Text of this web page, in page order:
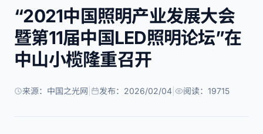
“2021中国照明产业发展大会
暨第11届中国LED照明论坛”在
中山小榄隆重召开
来源：中国之光网 发布：2026/02/04 阅读：19715